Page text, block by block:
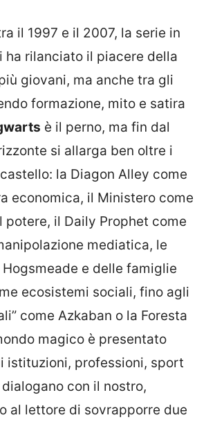
il 1997 e il 2007, la serie in
ha rilanciato il piacere della
giovani, ma anche tra gli
formazione, mito e satira
è il perno, ma fin dal
si allarga ben oltre i
la Diagon Alley come
economica, il Ministero come
potere, il Daily Prophet come
mediatica, le
e delle famiglie
ecosistemi sociali, fino agli
come Azkaban o la Foresta
magico è presentato
istituzioni, professioni, sport
con il nostro,
al lettore di sovrapporre due